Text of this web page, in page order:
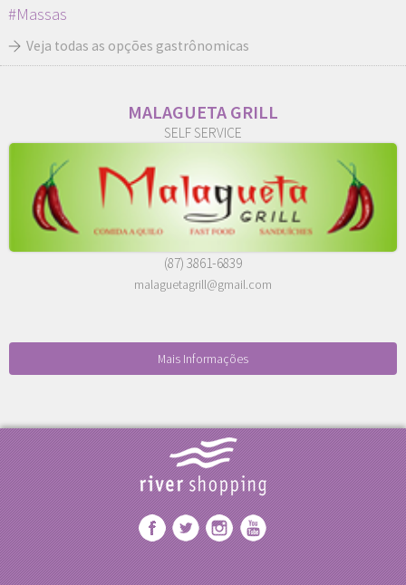
#Massas
Veja todas as opções gastrônomicas
MALAGUETA GRILL
SELF SERVICE
(87) 3861-6839
malaguetagrill@gmail.com
Mais Informações